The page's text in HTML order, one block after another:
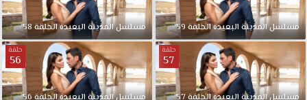
مسلسل المدينة البعيدة الحلقة 59 مسلسل المدينة البعيدة الحلقة 58
حلقة
57
حلقة
56